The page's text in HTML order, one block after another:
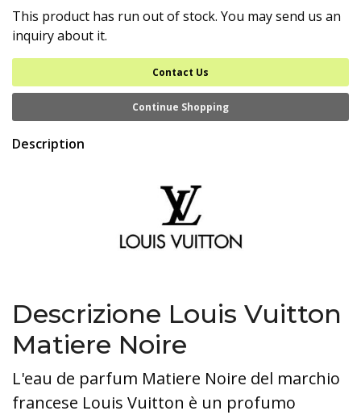
This product has run out of stock. You may send us an
inquiry about it.
Contact Us
Continue Shopping
Description
Descrizione Louis Vuitton
Matiere Noire
L'eau de parfum Matiere Noire del marchio
francese Louis Vuitton è un profumo